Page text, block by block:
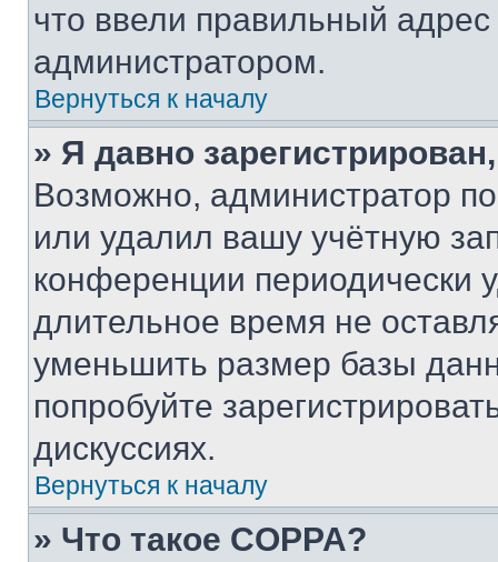
что ввели правильный адрес
администратором.
Вернуться к началу
» Я давно
Возможно, администратор
или удалил вашу учётную
конференции периодически
длительное время не
уменьшить размер базы
попробуйте
дискуссиях.
Вернуться к началу
» Что такое COPPA?